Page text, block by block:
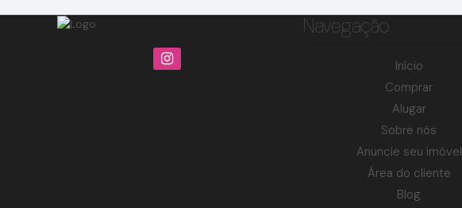
Navegação
Início
Comprar
Alugar
Sobre nós
Anuncie seu imóvel
Área do cliente
Blog